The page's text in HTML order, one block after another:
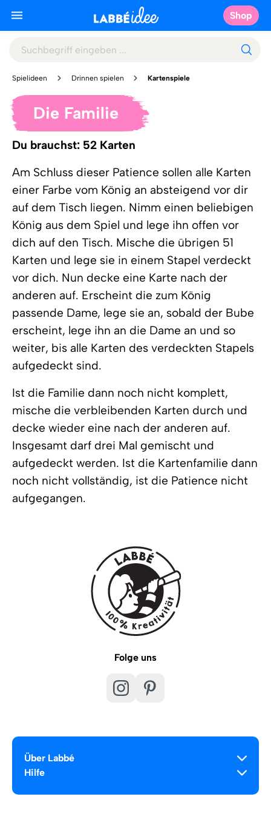
Shop
Spielideen Drinnen spielen Kartenspiele
Die Familie
Du brauchst: 52 Karten
Am Schluss dieser Patience sollen alle Karten
einer Farbe vom König an absteigend vor dir
auf dem Tisch liegen. Nimm einen beliebigen
König aus dem Spiel und lege ihn offen vor
dich auf den Tisch. Mische die übrigen 51
Karten und lege sie in einem Stapel verdeckt
vor dich. Nun decke eine Karte nach der
anderen auf. Erscheint die zum König
passende Dame, lege sie an, sobald der Bube
erscheint, lege ihn an die Dame an und so
weiter, bis alle Karten des verdeckten Stapels
aufgedeckt sind.
Ist die Familie dann noch nicht komplett,
mische die verbleibenden Karten durch und
decke wieder eine nach der anderen auf.
Insgesamt darf drei Mal gemischt und
aufgedeckt werden. Ist die Kartenfamilie dann
noch nicht vollständig, ist die Patience nicht
aufgegangen.
Folge uns
Über Labbé
Hilfe